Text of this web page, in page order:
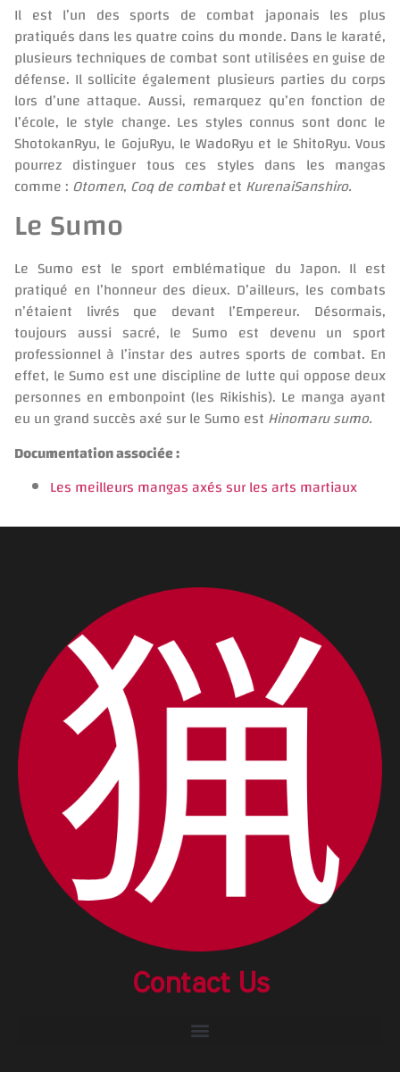
Il est l’un des sports de combat japonais les plus
pratiqués dans les quatre coins du monde. Dans le karaté,
plusieurs techniques de combat sont utilisées en guise de
défense. Il sollicite également plusieurs parties du corps
lors d’une attaque. Aussi, remarquez qu’en fonction de
l’école, le style change. Les styles connus sont donc le
ShotokanRyu, le GojuRyu, le WadoRyu et le ShitoRyu. Vous
pourrez distinguer tous ces styles dans les mangas
comme : Otomen, Coq de combatet KurenaiSanshiro.
Le Sumo
Le Sumo est le sport emblématique du Japon. Il est
pratiqué en l’honneur des dieux. D’ailleurs, les combats
n’étaient livrés que devant l’Empereur. Désormais,
toujours aussi sacré, le Sumo est devenu un sport
professionnel à l’instar des autres sports de combat. En
effet, le Sumo est une discipline de lutte qui oppose deux
personnes en embonpoint (les Rikishis). Le manga ayant
eu un grand succès axé sur le Sumo est Hinomaru sumo.
Documentation associée :
Les meilleurs mangas axés sur les arts martiaux
Contact Us